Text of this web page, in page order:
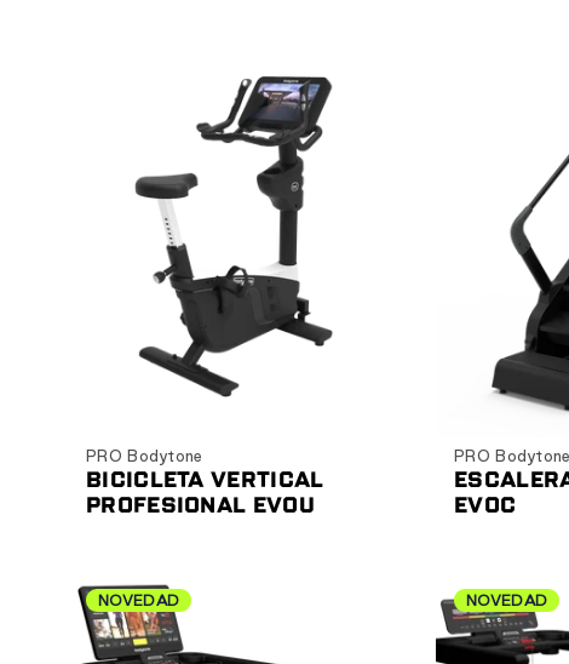
PRO Bodytone
BICICLETA VERTICAL
PROFESIONAL EVOU
PRO Bodytone
EVOC
NOVEDAD NOVEDAD